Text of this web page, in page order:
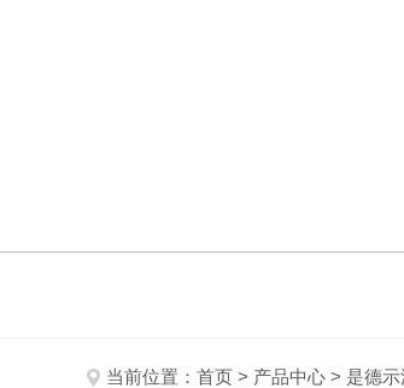
当前位置： 首页 > 产品中心 > 是德示